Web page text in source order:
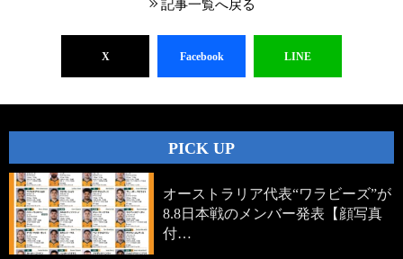
記事一覧へ戻る
X Facebook LINE
PICK UP
オーストラリア代表“ワラビーズ”が
8.8日本戦のメンバー発表【顔写真
付…